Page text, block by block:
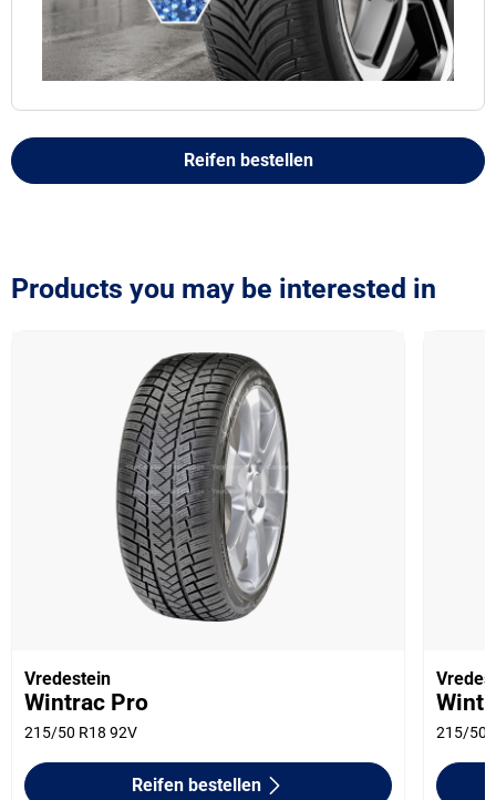
Reifen bestellen
Products you may be interested in
Vredestein
Wintrac Pro
215/50 R18 92V
Reifen bestellen
215/50